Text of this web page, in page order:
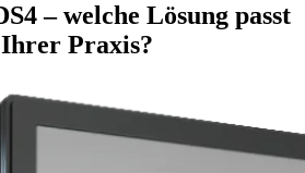
– welche Lösung passt
Praxis?